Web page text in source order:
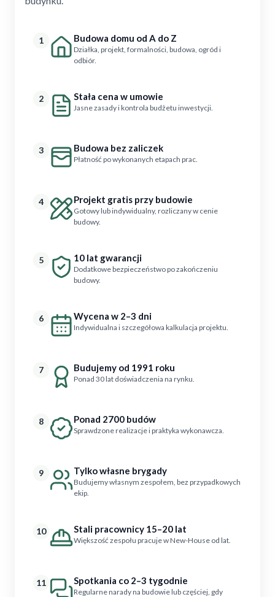
1 Budowa domu od A do Z
Działka, projekt, formalności, budowa, ogród i
odbiór.
2 Stała cena w umowie
Jasne zasady i kontrola budżetu inwestycji.
3 Budowa bez zaliczek
Płatność po wykonanych etapach prac.
4 Projekt gratis przy budowie
Gotowy lub indywidualny, rozliczany w cenie
budowy.
5 10 lat gwarancji
Dodatkowe bezpieczeństwo po zakończeniu
budowy.
6 Wycena w 2–3 dni
Indywidualna i szczegółowa kalkulacja projektu.
7 Budujemy od 1991 roku
Ponad 30 lat doświadczenia na rynku.
8 Ponad 2700 budów
Sprawdzone realizacje i praktyka wykonawcza.
9 Tylko własne brygady
Budujemy własnym zespołem, bez przypadkowych
ekip.
10 Stali pracownicy 15–20 lat
Większość zespołu pracuje w New-House od lat.
11 Spotkania co 2–3 tygodnie
Regularne narady na budowie lub częściej, gdy